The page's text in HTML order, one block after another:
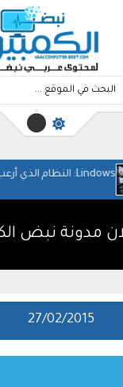
المزيد
برامج
مدونة نبض
27/02/2015